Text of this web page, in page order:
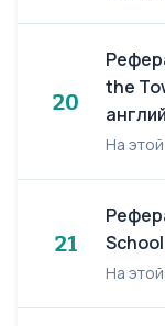
20
the
21